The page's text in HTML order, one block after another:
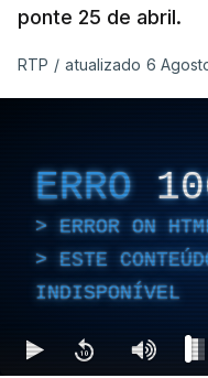
ponte 25 de abril.
RTP / atualizado 6
ERRO
ERROR ON
ESTE
INDISPONÍVEL